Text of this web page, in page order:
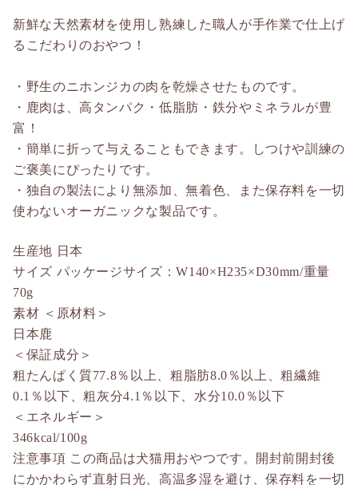
新鮮な天然素材を使用し熟練した職人が手作業で仕上げ
るこだわりのおやつ！
・野生のニホンジカの肉を乾燥させたものです。
・鹿肉は、高タンパク・低脂肪・鉄分やミネラルが豊
富！
・簡単に折って与えることもできます。しつけや訓練の
ご褒美にぴったりです。
・独自の製法により無添加、無着色、また保存料を一切
使わないオーガニックな製品です。
生産地 日本
サイズ パッケージサイズ：W140×H235×D30mm/重量
70g
素材 ＜原材料＞
日本鹿
＜保証成分＞
粗たんぱく質77.8％以上、粗脂肪8.0％以上、粗繊維
0.1％以下、粗灰分4.1％以下、水分10.0％以下
＜エネルギー＞
346kcal/100g
注意事項 この商品は犬猫用おやつです。開封前開封後
にかかわらず直射日光、高温多湿を避け、保存料を一切